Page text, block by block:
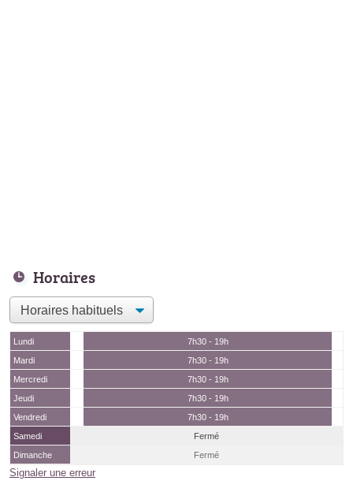
Horaires
Lundi
7h30 - 19h
Mardi
7h30 - 19h
Mercredi
7h30 - 19h
Jeudi
7h30 - 19h
Vendredi
7h30 - 19h
Samedi
Fermé
Dimanche
Fermé
Signaler une erreur